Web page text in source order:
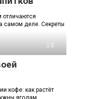
отличаются
самом деле. Секреты
0
кофе: как растёт
ягодам,